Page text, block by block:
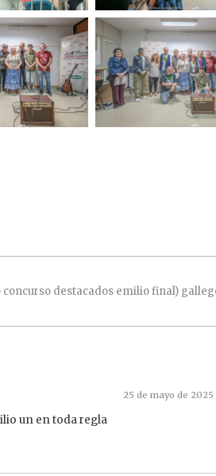
concurso destacados emiliofinal)
25 de mayo de 2025
un en toda regla